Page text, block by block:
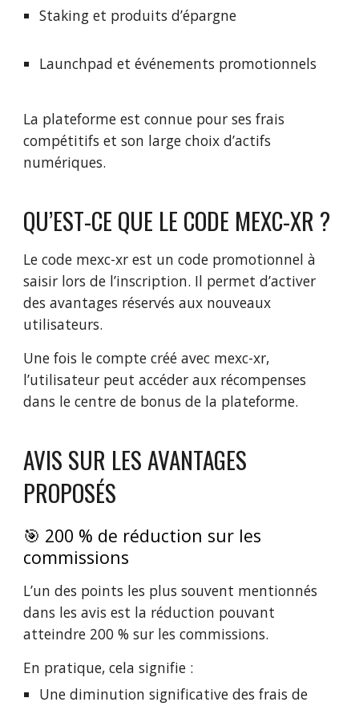
Staking et produits d’épargne
Launchpad et événements promotionnels
La plateforme est connue pour ses frais
compétitifs et son large choix d’actifs
numériques.
QU’EST-CE QUE LE CODE MEXC-XR ?
Le code mexc-xr est un code promotionnel à
saisir lors de l’inscription. Il permet d’activer
des avantages réservés aux nouveaux
utilisateurs.
Une fois le compte créé avec mexc-xr,
l’utilisateur peut accéder aux récompenses
dans le centre de bonus de la plateforme.
AVIS SUR LES AVANTAGES
PROPOSÉS
🎯 200 % de réduction sur les
commissions
L’un des points les plus souvent mentionnés
dans les avis est la réduction pouvant
atteindre 200 % sur les commissions.
En pratique, cela signifie :
Une diminution significative des frais de